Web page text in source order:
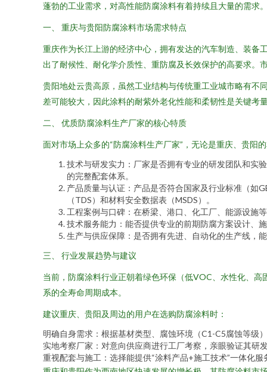
蓬勃的工业需求，对高性能防腐涂料有着持续且大量的需求
一、 重庆与贵阳防腐涂料市场需求特点
重庆作为长江上游的经济中心，拥有发达的汽车制造、装备
出了耐候性、耐化学介质性、重防腐及长效保护的高要求
贵阳地处云贵高原，虽然工业结构与传统重工业城市略有不
差可能较大，因此涂料的耐紫外老化性能和柔韧性是关键考
二、 优质防腐涂料生产厂家的核心特质
面对市场上众多的“防腐涂料生产厂家”，无论是重庆、贵阳
技术与研发实力：厂家是否拥有专业的研发团队和实
的完整配套体系。
产品质量与认证：产品是否符合国家及行业标准（如
（TDS）和材料安全数据表（MSDS）。
工程案例与口碑：在桥梁、港口、化工厂、能源设施
技术服务能力：能否提供专业的前期防腐方案设计、
生产与供应保障：是否拥有先进、自动化的生产线，
三、 行业发展趋势与建议
当前，防腐涂料行业正朝着绿色环保（低VOC、水性化、
系的全寿命周期成本。
建议重庆、贵阳及周边的用户在选购防腐涂料时：
明确自身需求：根据基材类型、腐蚀环境（C1-C5腐蚀等级
实地考察厂家：对意向供应商进行工厂考察，亲眼验证其研
重视配套与施工：选择能提供“涂料产品+施工技术”一体化